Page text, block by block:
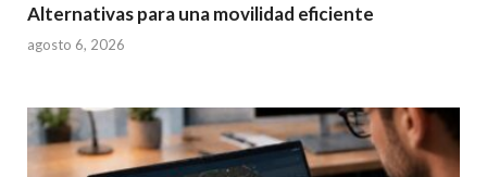
Alternativas para una movilidad eficiente
agosto 6, 2026